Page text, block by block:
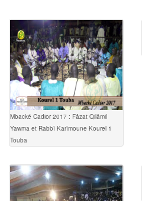
Mbacké Cadior 2017 : Fâzat Qilâmil
Yawma et Rabbî Karîmoune Kourel 1
Touba